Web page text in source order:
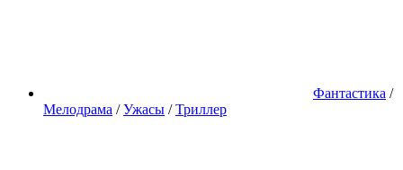
Фантастика /
Мелодрама /Ужасы /Триллер